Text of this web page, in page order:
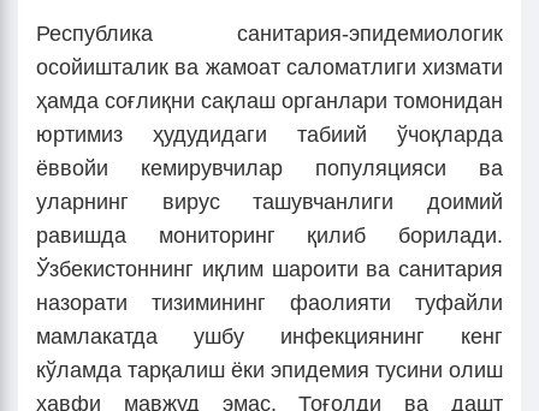
Республика санитария-эпидемиологик
осойишталик ва жамоат саломатлиги хизмати
ҳамда соғлиқни сақлаш органлари томонидан
юртимиз ҳудудидаги табиий ўчоқларда
ёввойи кемирувчилар популяцияси ва
уларнинг вирус ташувчанлиги доимий
равишда мониторинг қилиб борилади.
Ўзбекистоннинг иқлим шароити ва санитария
назорати тизимининг фаолияти туфайли
мамлакатда ушбу инфекциянинг кенг
кўламда тарқалиш ёки эпидемия тусини олиш
хавфи мавжуд эмас. Тоғолди ва дашт